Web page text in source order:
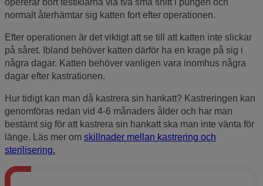
opererar bort testiklarna via två små snitt i pungen och
normalt återhämtar sig katten fort efter operationen.
Efter operationen är det viktigt att se till att katten inte slickar
på såret. Ibland behöver katten därför ha en krage på sig i
några dagar. Katten behöver vanligen vara inomhus några
dagar efter kastrationen.
Hur tidigt kan man då kastrera sin hankatt? Kastreringen kan
genomföras redan vid 4-6 månaders ålder och har man
bestämt sig för att kastrera sin hankatt ska man inte vänta för
länge. Läs mer om skillnader mellan kastrering och
sterilisering.